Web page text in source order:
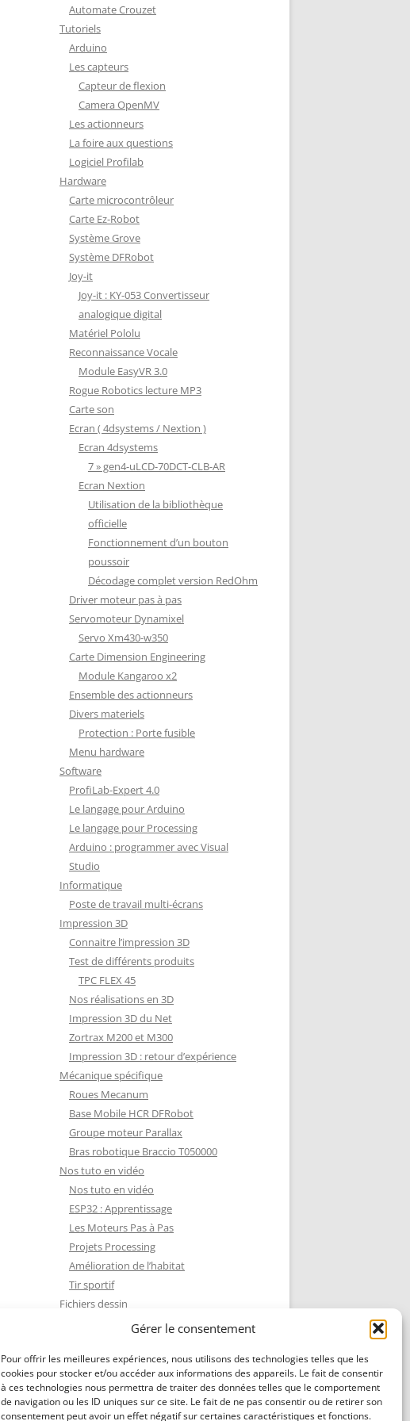
Gérer le consentement
Pour offrir les meilleures expériences, nous utilisons des technologies telles que les
cookies pour stocker et/ou accéder aux informations des appareils. Le fait de consentir
à ces technologies nous permettra de traiter des données telles que le comportement
de navigation ou les ID uniques sur ce site. Le fait de ne pas consentir ou de retirer son
consentement peut avoir un effet négatif sur certaines caractéristiques et fonctions.
PROTECTION : PORTE FUSIBLE
Automate Crouzet
Tutoriels
Arduino
Les capteurs
Capteur de flexion
Camera OpenMV
Les actionneurs
La foire aux questions
Logiciel Profilab
Hardware
Carte microcontrôleur
Carte Ez-Robot
Système Grove
Système DFRobot
Joy-it
Joy-it : KY-053 Convertisseur
analogique digital
Matériel Pololu
Reconnaissance Vocale
Module EasyVR 3.0
Rogue Robotics lecture MP3
Carte son
Ecran ( 4dsystems / Nextion )
Ecran 4dsystems
7 » gen4-uLCD-70DCT-CLB-AR
Ecran Nextion
Utilisation de la bibliothèque
officielle
Fonctionnement d’un bouton
poussoir
Décodage complet version RedOhm
Driver moteur pas à pas
Servomoteur Dynamixel
Servo Xm430-w350
Carte Dimension Engineering
Module Kangaroo x2
Ensemble des actionneurs
Divers materiels
Protection : Porte fusible
Menu hardware
Software
ProfiLab-Expert 4.0
Le langage pour Arduino
Le langage pour Processing
Arduino : programmer avec Visual
Studio
Informatique
Poste de travail multi-écrans
Impression 3D
Connaitre l’impression 3D
Test de différents produits
TPC FLEX 45
Nos réalisations en 3D
Impression 3D du Net
Zortrax M200 et M300
Impression 3D : retour d’expérience
Mécanique spécifique
Roues Mecanum
Base Mobile HCR DFRobot
Groupe moteur Parallax
Bras robotique Braccio T050000
Nos tuto en vidéo
Nos tuto en vidéo
ESP32 : Apprentissage
Les Moteurs Pas à Pas
Projets Processing
Amélioration de l’habitat
Tir sportif
Fichiers dessin
Fichiers dessin